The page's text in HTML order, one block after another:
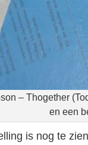
– Thogether
en een
is nog te